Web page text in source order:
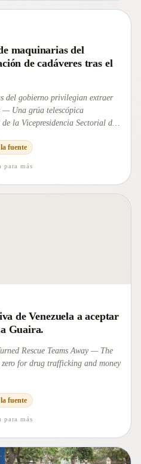
de la quincena” aparece
maquinarias del
de cadáveres tras el
del gobierno privilegian extraer
— Una grúa telescópica
la Vicepresidencia Sectorial de
gobierno venezolano se mantiene
balneario Bahía de los niños, en
de las zonas adyacentes
los cadáveres que yacen bajos los
[&#8230;] La entrada
fuente
para más
de Venezuela a aceptar
Guaira.
Rescue Teams Away — The
for drug trafficking and money
fuente
para más